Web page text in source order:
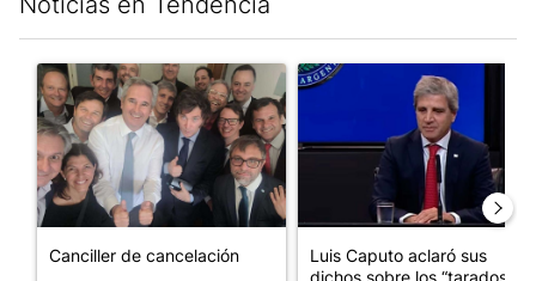
Un artículo de tendencia con el título "Canciller de
Canciller de cancelación
Un artículo de tendencia con
Luis Caputo aclaró sus